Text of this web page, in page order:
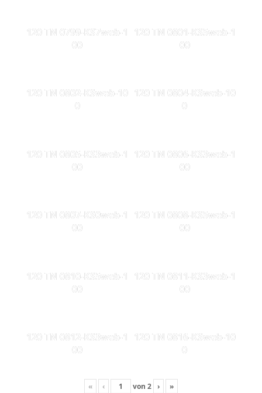
120 TN 0799-KS7web-1
00
120 TN 0801-KS5web-1
00
120 TN 0802-KSweb-10
0
120 TN 0804-KSweb-10
0
120 TN 0805-KS3web-1
00
120 TN 0806-KS3web-1
00
120 TN 0807-KS0web-1
00
120 TN 0808-KS5web-1
00
120 TN 0810-KS5web-1
00
120 TN 0811-KS3web-1
00
120 TN 0812-KS3web-1
00
120 TN 0816-KSweb-10
0
« ‹ von 2 › »